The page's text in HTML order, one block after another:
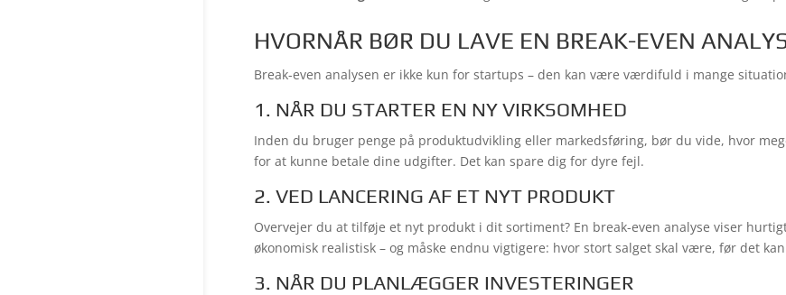
HVORNÅR BØR DU LAVE EN BREAK-EVEN
Break-even analysen er ikke kun for startups – den kan være værdifuld i mange
1. NÅR DU STARTER EN NY VIRKSOMHED
Inden du bruger penge på produktudvikling eller markedsføring, bør du vide, hvor
for at kunne betale dine udgifter. Det kan spare dig for dyre fejl.
2. VED LANCERING AF ET NYT PRODUKT
Overvejer du at tilføje et nyt produkt i dit sortiment? En break-even analyse viser
økonomisk realistisk – og måske endnu vigtigere: hvor stort salget skal være, før det
3. NÅR DU PLANLÆGGER INVESTERINGER